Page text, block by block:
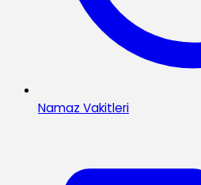
Namaz Vakitleri